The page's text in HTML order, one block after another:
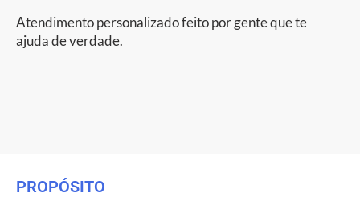
Atendimento personalizado feito por gente que te
ajuda de verdade.
PROPÓSITO